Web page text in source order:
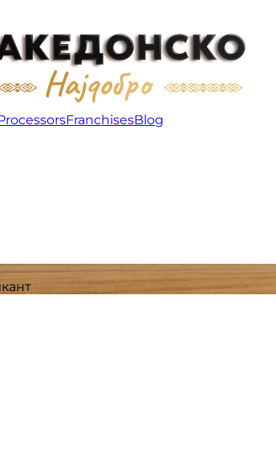
Products
FranchisesBlog